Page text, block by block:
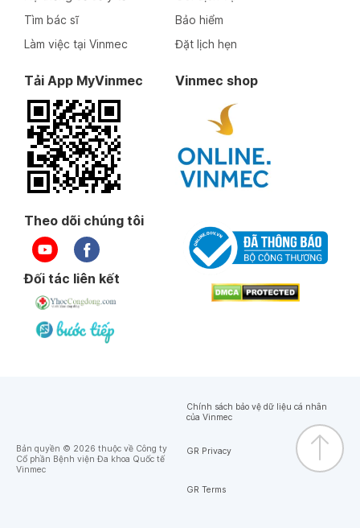
Tìm bác sĩ
Làm việc tại Vinmec
Bảo hiểm
Đặt lịch hẹn
Tải App MyVinmec Vinmec shop
Theo dõi chúng tôi
Đối tác liên kết
Bản quyền © 2026 thuộc về Công ty
Cổ phần Bệnh viện Đa khoa Quốc tế
Vinmec
Chính sách bảo vệ dữ liệu cá nhân
của Vinmec
GR Privacy
GR Terms